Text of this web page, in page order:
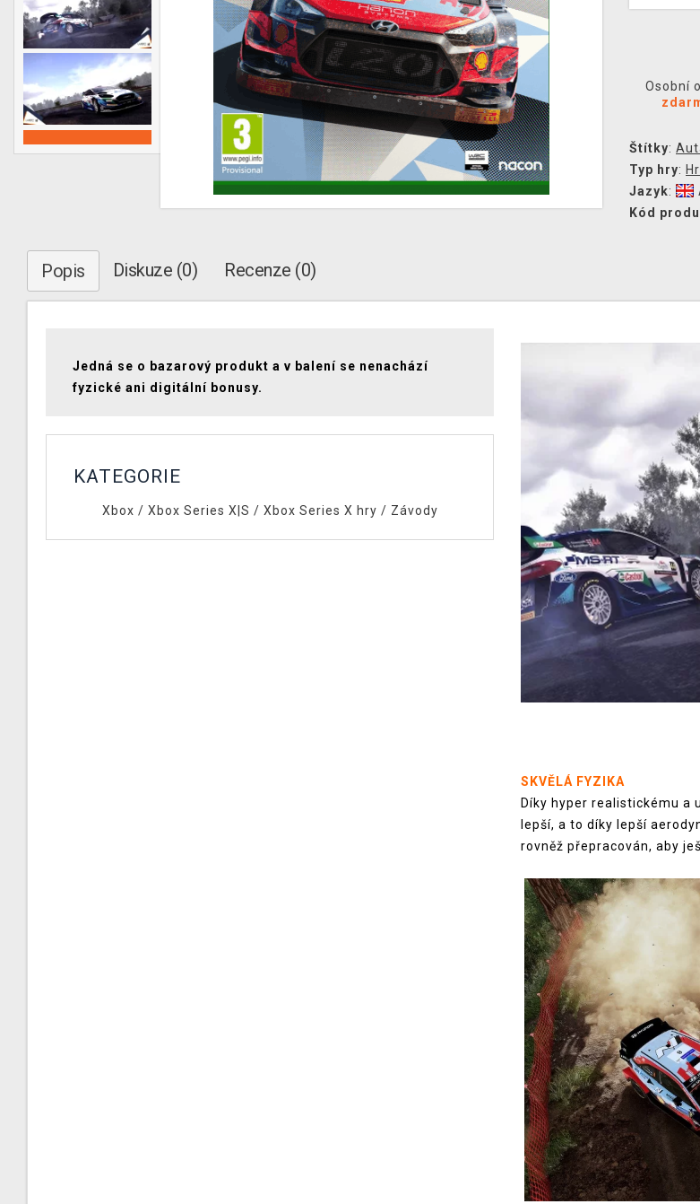
Osobní
Štítky:
Typ hry:
Jazyk:
Kód
Popis Diskuze (0) Recenze (0)
Jedná se o bazarový produkt a v balení se nenachází
fyzické ani digitální bonusy.
KATEGORIE
Xbox / Xbox Series X|S / Xbox Series X hry / Závody
SKVĚLÁ FYZIKA
Díky hyper realistickému a
lepší, a to díky lepší
rovněž přepracován, aby